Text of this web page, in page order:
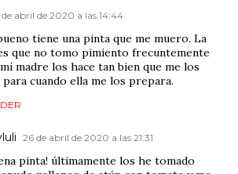
abril de 2020 a las 14:44
tiene una pinta que me muero. La
que no tomo pimiento frecuntemente
madre los hace tan bien que me los
cuando ella me los prepara.
26 de abril de 2020 a las 21:31
pinta! últimamente los he tomado